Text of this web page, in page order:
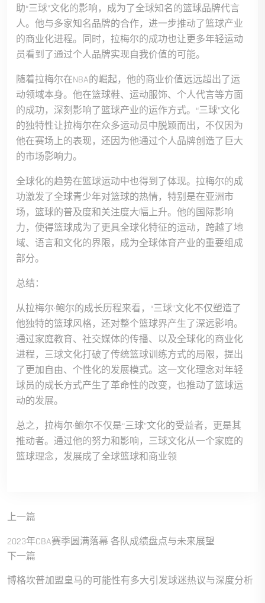
助“三球”文化的影响，成为了全球知名的篮球品牌代言
人。他与多家知名品牌的合作，进一步推动了篮球产业
的商业化进程。同时，拉梅尔的成功也让更多年轻运动
员看到了通过个人品牌实现自我价值的可能。
随着拉梅尔在NBA的崛起，他的商业价值远远超出了运
动领域本身。他在篮球鞋、运动服饰、个人代言等方面
的成功，深刻影响了篮球产业的运作方式。“三球”文化
的独特性让拉梅尔在众多运动员中脱颖而出，不仅因为
他在赛场上的表现，还因为他通过个人品牌创造了巨大
的市场影响力。
全球化的趋势在篮球运动中也得到了体现。拉梅尔的成
功激发了全球青少年对篮球的热情，特别是在亚洲市
场，篮球的普及度和关注度大幅上升。他的国际影响
力，使得篮球成为了更具全球化特征的运动，跨越了地
域、语言和文化的界限，成为全球体育产业的重要组成
部分。
总结：
从拉梅尔·鲍尔的成长历程来看，“三球”文化不仅塑造了
他独特的篮球风格，还对整个篮球界产生了深远影响。
通过家庭教育、社交媒体的传播、以及全球化的商业化
进程，三球文化打破了传统篮球训练方式的局限，提出
了更加自由、个性化的发展模式。这一文化理念对年轻
球员的成长方式产生了革命性的改变，也推动了篮球运
动的发展。
总之，拉梅尔·鲍尔不仅是“三球”文化的受益者，更是其
推动者。通过他的努力和影响，三球文化从一个家庭的
篮球理念，发展成了全球篮球和商业领
上一篇
2023年CBA赛季圆满落幕 各队成绩盘点与未来展望
下一篇
博格坎普加盟皇马的可能性有多大引发球迷热议与深度分析